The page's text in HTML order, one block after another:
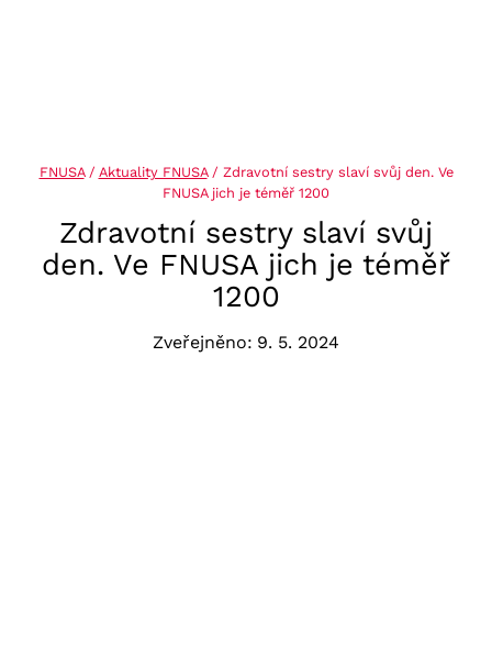
FNUSA/ Aktuality FNUSA/ Zdravotní sestry slaví svůj den. Ve
FNUSA jich je téměř 1200
Zdravotní sestry slaví svůj
den. Ve FNUSA jich je téměř
1200
Zveřejněno: 9. 5. 2024